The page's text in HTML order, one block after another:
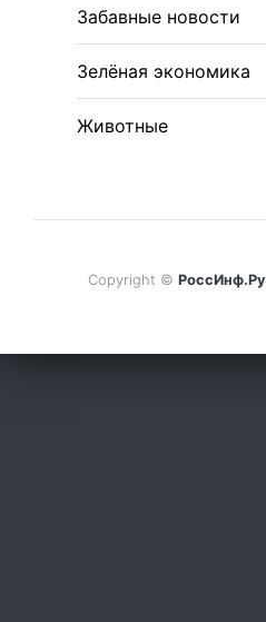
Забавные новости
Зелёная экономика
Животные
Copyright © РоссИнф.Ру